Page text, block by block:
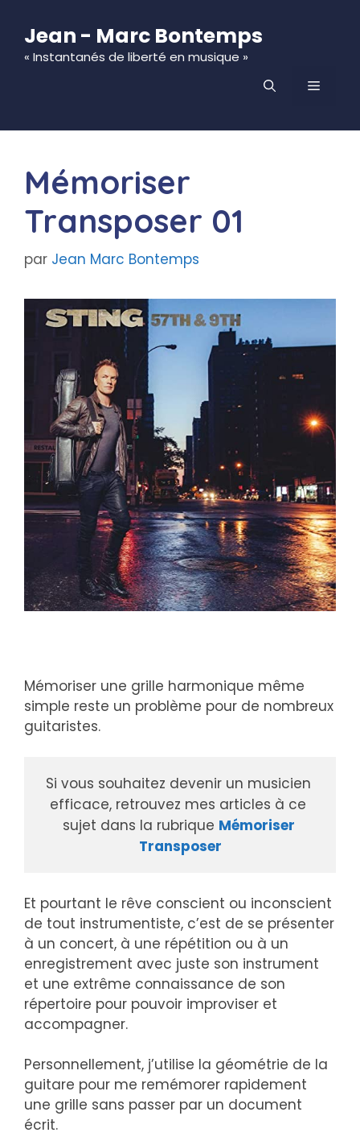
contenu
Jean - Marc Bontemps
« Instantanés de liberté en musique »
MENU
Mémoriser
Transposer 01
par Jean Marc Bontemps
Mémoriser une grille harmonique même
simple reste un problème pour de nombreux
guitaristes.
Si vous souhaitez devenir un musicien
efficace, retrouvez mes articles à ce
sujet dans la rubrique Mémoriser
Transposer
Et pourtant le rêve conscient ou inconscient
de tout instrumentiste, c’est de se présenter
à un concert, à une répétition ou à un
enregistrement avec juste son instrument
et une extrême connaissance de son
répertoire pour pouvoir improviser et
accompagner.
Personnellement, j’utilise la géométrie de la
guitare pour me remémorer rapidement
une grille sans passer par un document
écrit.